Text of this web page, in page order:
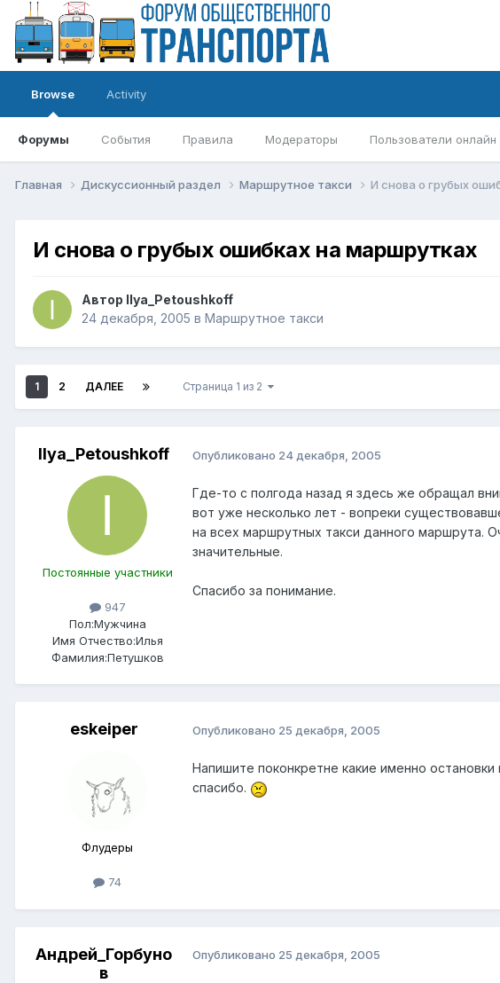
Browse
Форумы События Правила Модераторы Пользователи онлайн
Activity
Главная Дискуссионный раздел Маршрутное такси И снова о грубых
И снова о грубых ошибках на маршрутках
Автор Ilya_Petoushkoff
24 декабря, 2005 в Маршрутное такси
1 2 ДАЛЕЕ Страница 1 из 2
Ilya_Petoushkoff
Постоянные участники
947
Пол:Мужчина
Имя Отчество:Илья
Фамилия:Петушков
Опубликовано 24 декабря, 2005
Где-то с полгода назад я здесь же обращал
вот уже несколько лет - вопреки
на всех маршрутных такси данного маршрута.
значительные.
Спасибо за понимание.
eskeiper
Флудеры
74
Опубликовано 25 декабря, 2005
Напишите поконкретне какие именно
спасибо.
Андрей_Горбуно
в
Опубликовано 25 декабря, 2005